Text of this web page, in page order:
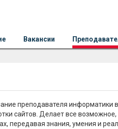
Вакансии
преподавателя информатики
сайтов. Делает все возможное,
передавая знания, умения и